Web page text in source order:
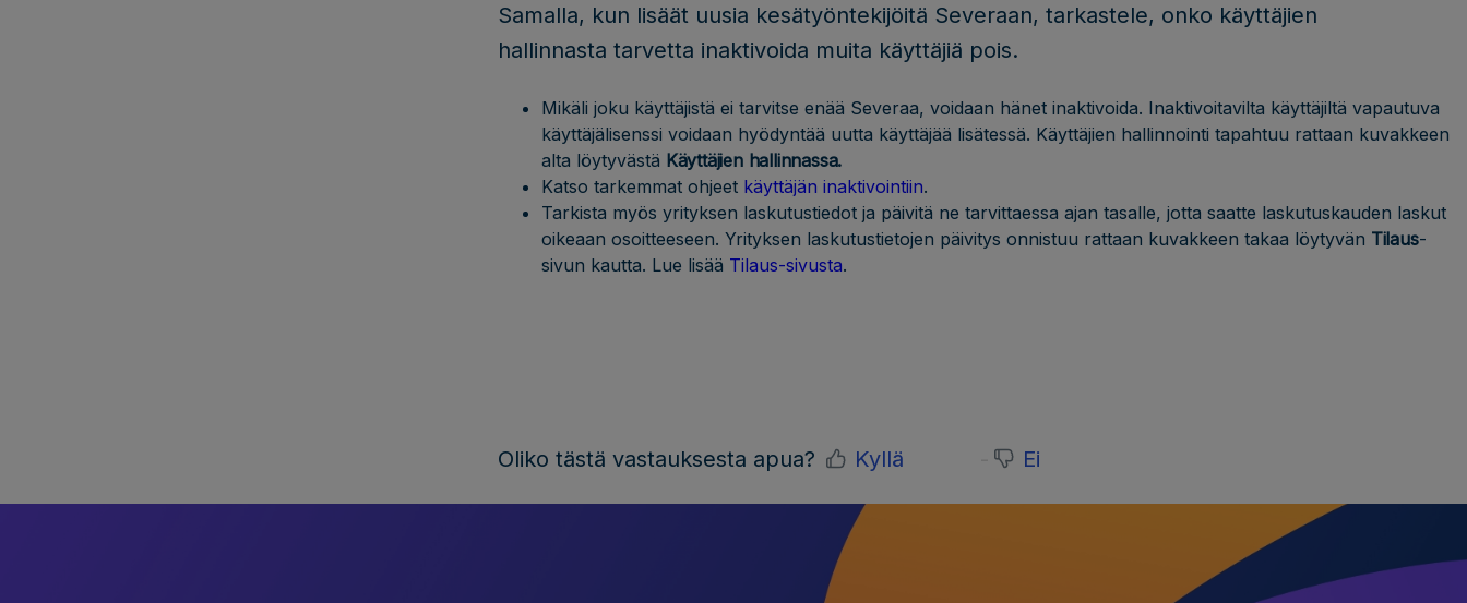
Samalla, kun lisäät uusia kesätyöntekijöitä Severaan, tarkastele, onko käyttäjien
hallinnasta tarvetta inaktivoida muita käyttäjiä pois.
Mikäli joku käyttäjistä ei tarvitse enää Severaa, voidaan hänet inaktivoida. Inaktivoitavilta käyttäjiltä vapautuva
käyttäjälisenssi voidaan hyödyntää uutta käyttäjää lisätessä. Käyttäjien hallinnointi tapahtuu rattaan kuvakkeen
alta löytyvästä Käyttäjien hallinnassa.
Katso tarkemmat ohjeet käyttäjän inaktivointiin.
Tarkista myös yrityksen laskutustiedot ja päivitä ne tarvittaessa ajan tasalle, jotta saatte laskutuskauden laskut
oikeaan osoitteeseen. Yrityksen laskutustietojen päivitys onnistuu rattaan kuvakkeen takaa löytyvän Tilaus-
sivun kautta. Lue lisää Tilaus-sivusta.
Oliko tästä vastauksesta apua? Kyllä Ei